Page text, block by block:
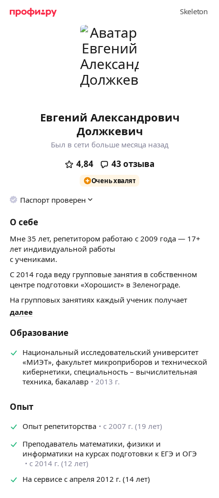
Евгений Александрович
Должкевич
Был в сети больше месяца назад
4,84 43 отзыва
Очень хвалят
Паспорт проверен
О себе
Мне 35 лет, репетитором работаю с 2009 года — 17+
лет индивидуальной работы
с учениками.
С 2014 года веду групповые занятия в собственном
центре подготовки «Хорошист» в Зеленограде.
На групповых занятиях каждый ученик получает
индивидуальное внимание: работаем в формате, где
несколько квалифицированных репетиторов ведут
занятие одновременно, включая моих бывших
учеников.
Это уникальная
среда, где опыт передаётся напрямую.
Моя цель — не просто подготовить к экзамену,
самостоятельность и реальное понимание
математики и физики. Ученики поступают
в МИЭТ, ВШЭ, МФТИ, МАДИ, МГТУ. Среди результатов
последних лет — 99, 92,
88, 86 баллов по ЕГЭ.
Окончил физико-математический лицей 1557,
поступил в МИЭТ по олимпиаде
(100 баллов по математике), факультет
далее
Образование
Национальный исследовательский университет
«МИЭТ», факультет микроприборов и технической
кибернетики, специальность – вычислительная
техника, бакалавр
2013 г.
Опыт
Опыт репетиторства
с 2007 г. (19 лет)
Преподаватель математики, физики и
информатики на курсах подготовки к ЕГЭ и ОГЭ
с 2014 г. (12 лет)
На сервисе с апреля 2012 г. (14 лет)